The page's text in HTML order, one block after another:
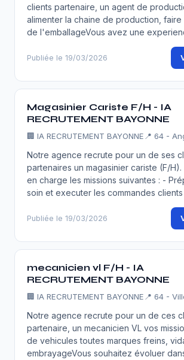
clients partenaire, un agent de
alimenter la chaine de production,
de l'emballageVous avez une
Publiée le 19/03/2026
Magasinier Cariste F/H - IA
RECRUTEMENT BAYONNE
🏢 IA RECRUTEMENT BAYONNE 📍 64 -
Notre agence recrute pour un de ses
partenaires un magasinier cariste (F/
en charge les missions suivantes : -
soin et executer les commandes
Publiée le 19/03/2026
mecanicien vl F/H - IA
RECRUTEMENT BAYONNE
🏢 IA RECRUTEMENT BAYONNE 📍 64 -
Notre agence recrute pour un de ces
partenaire, un mecanicien VL vos
de vehicules toutes marques freins,
embrayageVous souhaitez évoluer